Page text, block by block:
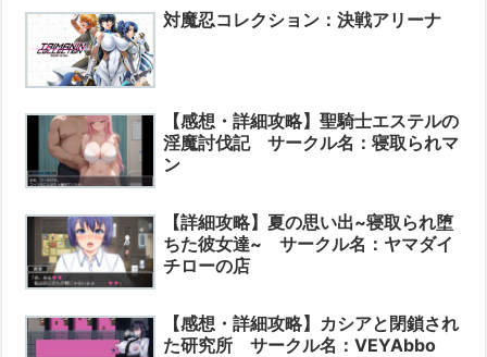
対魔忍コレクション：決戦アリーナ
【感想・詳細攻略】聖騎士エステルの
淫魔討伐記 サークル名：寝取られマ
ン
【詳細攻略】夏の思い出~寝取られ堕
ちた彼女達~ サークル名：ヤマダイ
チローの店
【感想・詳細攻略】カシアと閉鎖され
た研究所 サークル名：VEYAbbo